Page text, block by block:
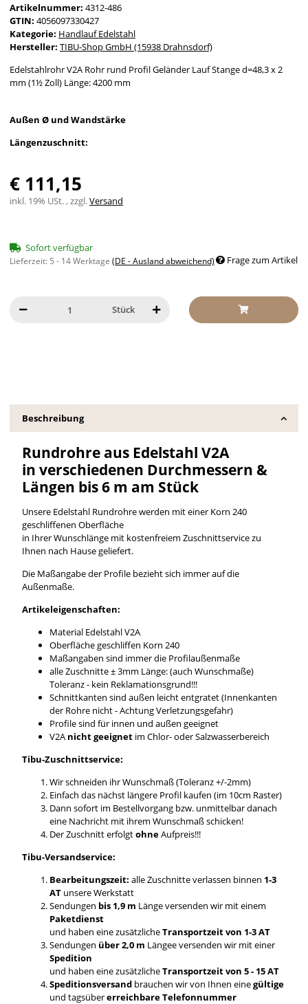
Artikelnummer: 4312-486
GTIN: 4056097330427
Kategorie: Handlauf Edelstahl
Hersteller: TIBU-Shop GmbH (15938 Drahnsdorf)
Edelstahlrohr V2A Rohr rund Profil Geländer Lauf Stange d=48,3 x 2
mm (1½ Zoll) Länge: 4200 mm
Außen Ø und Wandstärke
Längenzuschnitt:
€ 111,15
inkl. 19% USt. , zzgl.Versand
Sofort verfügbar
Lieferzeit: 5 - 14 Werktage (DE - Ausland abweichend) Frage zum Artikel
Stück
Beschreibung
Rundrohre aus Edelstahl V2A
in verschiedenen Durchmessern &
Längen bis 6 m am Stück
Unsere Edelstahl Rundrohre werden mit einer Korn 240
geschliffenen Oberfläche
in Ihrer Wunschlänge mit kostenfreiem Zuschnittservice zu
Ihnen nach Hause geliefert.
Die Maßangabe der Profile bezieht sich immer auf die
Außenmaße.
Artikeleigenschaften:
Material Edelstahl V2A
Oberfläche geschliffen Korn 240
Maßangaben sind immer die Profilaußenmaße
alle Zuschnitte ± 3mm Länge: (auch Wunschmaße)
Toleranz - kein Reklamationsgrund!!!
Schnittkanten sind außen leicht entgratet (Innenkanten
der Rohre nicht - Achtung Verletzungsgefahr)
Profile sind für innen und außen geeignet
V2A nicht geeignet im Chlor- oder Salzwasserbereich
Tibu-Zuschnittservice:
Wir schneiden ihr Wunschmaß (Toleranz +/-2mm)
Einfach das nächst längere Profil kaufen (im 10cm Raster)
Dann sofort im Bestellvorgang bzw. unmittelbar danach
eine Nachricht mit ihrem Wunschmaß schicken!
Der Zuschnitt erfolgtohneAufpreis!!!
Tibu-Versandservice:
Bearbeitungszeit: alle Zuschnitte verlassen binnen 1-3
AT unsere Werkstatt
Sendungen bis 1,9 m Länge versenden wir mit einem
Paketdienst
und haben eine zusätzlicheTransportzeit von 1-3 AT
Sendungen über 2,0 m Längee versenden wir mit einer
Spedition
und haben eine zusätzlicheTransportzeit von 5 - 15 AT
Speditionsversandbrauchen wir von Ihnen einegültige
und tagsübererreichbare Telefonnummer